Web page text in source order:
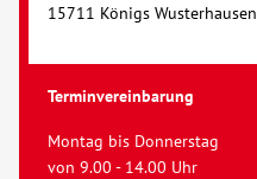
15711 Königs Wusterhausen
Terminvereinbarung
Montag bis Donnerstag
von 9.00 - 14.00 Uhr